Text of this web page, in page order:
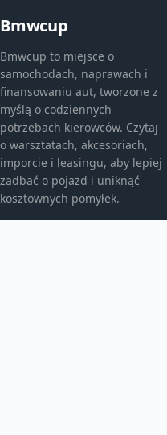
Bmwcup
Bmwcup to miejsce o
samochodach, naprawach i
finansowaniu aut, tworzone z
myślą o codziennych
potrzebach kierowców. Czytaj
o warsztatach, akcesoriach,
imporcie i leasingu, aby lepiej
zadbać o pojazd i uniknąć
kosztownych pomyłek.